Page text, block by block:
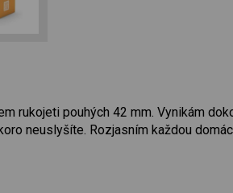
rukojeti pouhých 42 mm. Vynikám
neuslyšíte. Rozjasním každou